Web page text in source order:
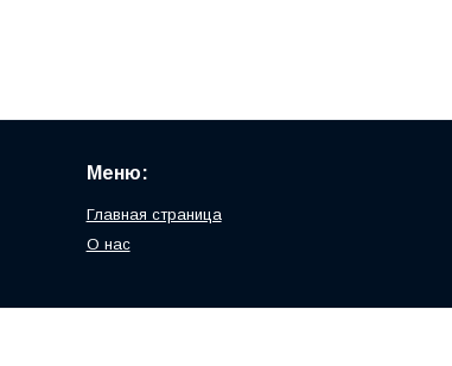
Меню:
Главная страница
О нас